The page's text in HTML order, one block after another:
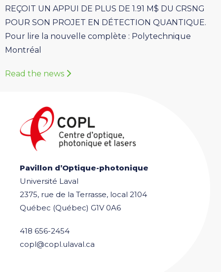
REÇOIT UN APPUI DE PLUS DE 1.91 M$ DU CRSNG
POUR SON PROJET EN DÉTECTION QUANTIQUE.
Pour lire la nouvelle complète : Polytechnique
Montréal
Read the news
Pavillon d’Optique-photonique
Université Laval
2375, rue de la Terrasse, local 2104
Québec (Québec) G1V 0A6
418 656-2454
copl@copl.ulaval.ca